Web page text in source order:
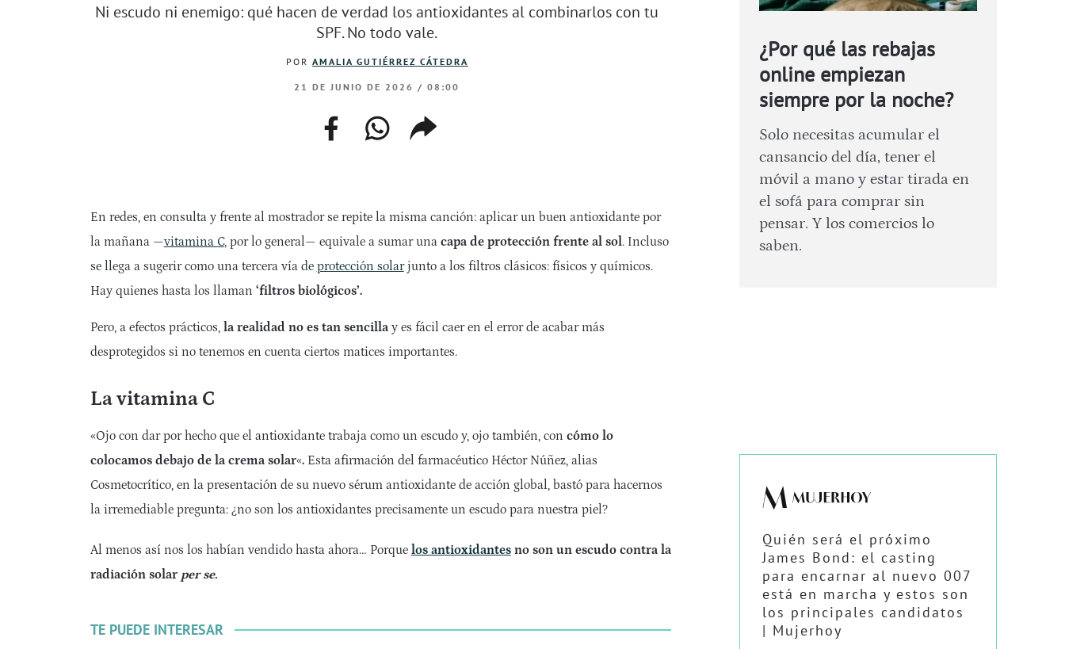
Ni escudo ni enemigo: qué hacen de verdad los antioxidantes al combinarlos con tu
SPF. No todo vale.
POR AMALIA GUTIÉRREZ CÁTEDRA
21 DE JUNIO DE 2026 / 08:00
facebookwhatsapp
web
copiar
enlace
En redes, en consulta y frente al mostrador se repite la misma canción: aplicar un buen antioxidante por
la mañana —vitamina C, por lo general— equivale a sumar una capa de protección frente al sol. Incluso
se llega a sugerir como una tercera vía de protección solarjunto a los filtros clásicos: físicos y químicos.
Hay quienes hasta los llaman ‘filtros biológicos’.
Pero, a efectos prácticos,la realidad no es tan sencillay es fácil caer en el error de acabar más
desprotegidos si no tenemos en cuenta ciertos matices importantes.
La vitamina C
«Ojo con dar por hecho que el antioxidante trabaja como un escudo y, ojo también, con cómo lo
colocamos debajo de la crema solar«. Esta afirmación del farmacéutico Héctor Núñez, alias
Cosmetocrítico, en la presentación de su nuevo sérum antioxidante de acción global, bastó para hacernos
la irremediable pregunta: ¿no son los antioxidantes precisamente un escudo para nuestra piel?
Al menos así nos los habían vendido hasta ahora… Porque los antioxidantesno son un escudo contra la
radiación solar per se.
TE PUEDE INTERESAR
¿Por qué las rebajas
online empiezan
siempre por la noche?
Solo necesitas acumular el
cansancio del día, tener el
móvil a mano y estar tirada en
el sofá para comprar sin
pensar. Y los comercios lo
saben.
Quién será el próximo
James Bond: el casting
para encarnar al nuevo 007
está en marcha y estos son
los principales candidatos
| Mujerhoy